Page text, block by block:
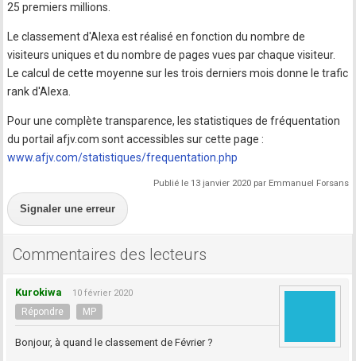
25 premiers millions.
Le classement d'Alexa est réalisé en fonction du nombre de
visiteurs uniques et du nombre de pages vues par chaque visiteur.
Le calcul de cette moyenne sur les trois derniers mois donne le trafic
rank d'Alexa.
Pour une complète transparence, les statistiques de fréquentation
du portail afjv.com sont accessibles sur cette page :
www.afjv.com/statistiques/frequentation.php
Publié le 13 janvier 2020 par Emmanuel Forsans
Signaler une erreur
Commentaires des lecteurs
Kurokiwa 10 février 2020
Répondre MP
Bonjour, à quand le classement de Février ?